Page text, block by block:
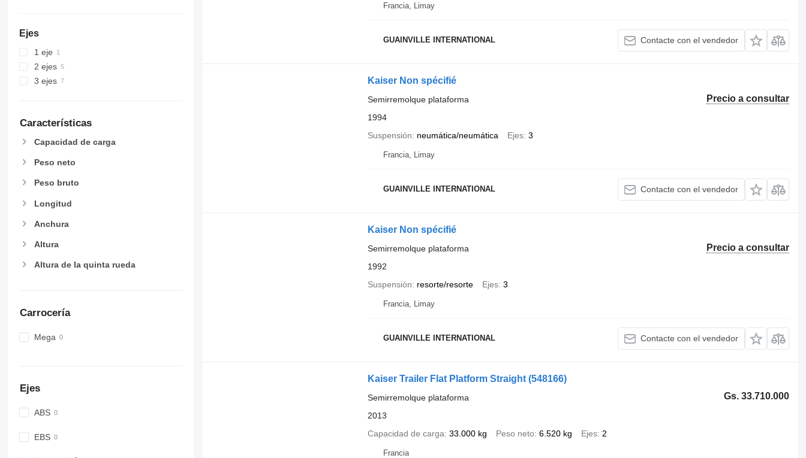
Ejes
1 eje
2 ejes
3 ejes
Características
Capacidad de carga
Peso neto
Peso bruto
Longitud
Anchura
Altura
Altura de la quinta rueda
Carrocería
Mega
Ejes
ABS
EBS
Francia, Limay
GUAINVILLE INTERNATIONAL Contacte con el vendedor
Kaiser Non spécifié
Precio a consultar
Semirremolque plataforma
1994
Suspensión
neumática/neumática Ejes 3
Francia, Limay
GUAINVILLE INTERNATIONAL Contacte con el vendedor
Kaiser Non spécifié
Precio a consultar
Semirremolque plataforma
1992
Suspensión
resorte/resorte Ejes 3
Francia, Limay
GUAINVILLE INTERNATIONAL Contacte con el vendedor
Kaiser Trailer Flat Platform Straight (548166)
Gs. 33.710.000
Semirremolque plataforma
2013
Capacidad de carga 33.000 kg Peso neto 6.520 kg Ejes 2
Francia